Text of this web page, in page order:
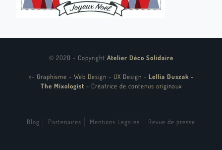
© 2020 - Copyright Atelier Déco Solidaire
<- Graphisme - Web Design - UX Design - Lellia Duszak -
The Mixologist - Créatrice de contenus originaux
Blog Partenaires Mentions Légales Revue de presse